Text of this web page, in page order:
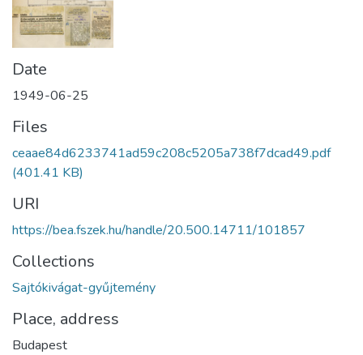
Date
1949-06-25
Files
ceaae84d6233741ad59c208c5205a738f7dcad49.pdf
(401.41 KB)
URI
https://bea.fszek.hu/handle/20.500.14711/101857
Collections
Sajtókivágat-gyűjtemény
Place, address
Budapest